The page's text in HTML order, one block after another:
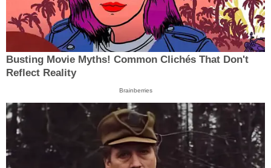
Busting Movie Myths! Common Clichés That Don't
Reflect Reality
Brainberries